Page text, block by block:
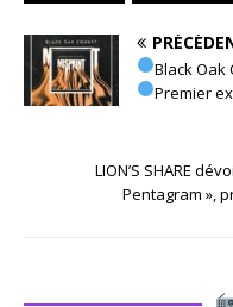
Black Oak
Premier
LION’S SHARE
Pentagram »,